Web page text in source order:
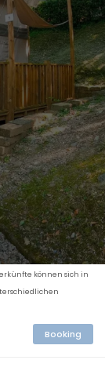
können sich in
Booking